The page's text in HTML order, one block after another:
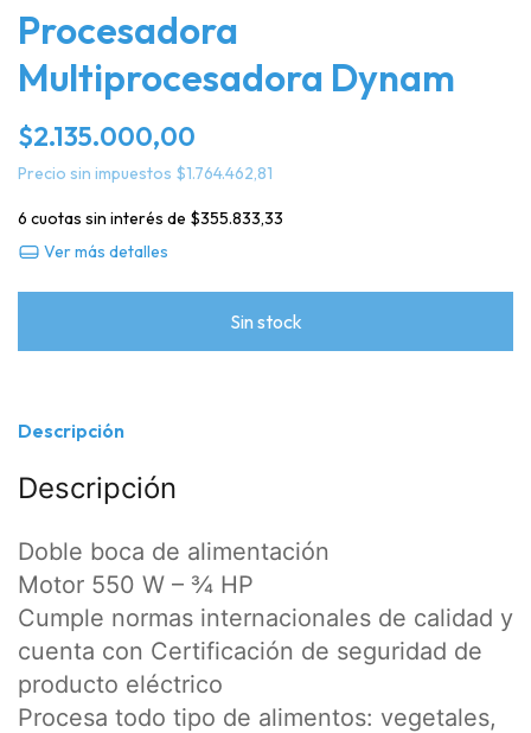
Procesadora
Multiprocesadora Dynam
$2.135.000,00
Precio sin impuestos $1.764.462,81
6 cuotas sin interés de $355.833,33
Ver más detalles
Descripción
Descripción
Doble boca de alimentación
Motor 550 W – ¾ HP
Cumple normas internacionales de calidad y
cuenta con Certificación de seguridad de
producto eléctrico
Procesa todo tipo de alimentos: vegetales,